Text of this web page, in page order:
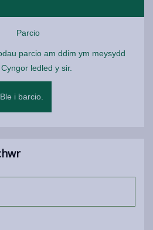
Parcio
parcio am ddim ym meysydd
Cyngor ledled y sir.
Ble i barcio.